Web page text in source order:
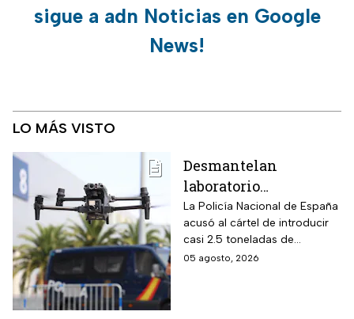
sigue a adn Noticias en Google
News!
LO MÁS VISTO
Desmantelan
laboratorio
clandestino del CJNG
en Cataluña, España;
detienen a 13
personas
La Policía Nacional de España
acusó al cártel de introducir
casi 2.5 toneladas de
metanfetaminas procedente
05 agosto, 2026